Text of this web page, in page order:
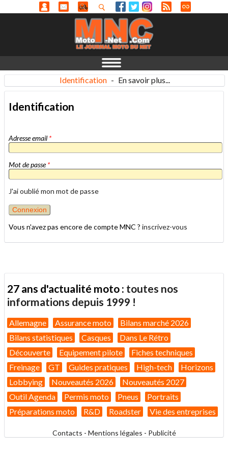
Identification - En savoir plus...
Identification
Adresse email *
Mot de passe*
J'ai oublié mon mot de passe
Vous n'avez pas encore de compte MNC ? inscrivez-vous
27 ans d'actualité moto : toutes nos
informations depuis 1999 !
Allemagne Assurance moto
Bilans marché 2026
Bilans statistiques
Casques
Dans Le Rétro
Découverte
Equipement pilote
Fiches techniques
Freinage
GT Guides pratiques High-tech
Horizons
Lobbying
Nouveautés 2026
Nouveautés 2027
Outil Agenda
Permis moto Pneus
Portraits
Préparations moto
R&D Roadster Vie des entreprises
Contacts - Mentions légales - Publicité